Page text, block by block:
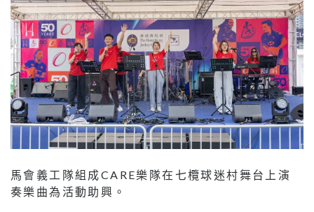
馬會義工隊組成CARE樂隊在七欖球迷村舞台上演
奏樂曲為活動助興。